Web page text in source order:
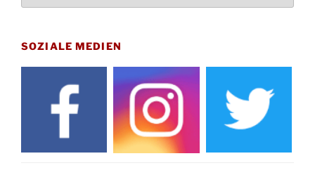
Uhr
Drabenderhöhe um 11:15 Uhr
21.11.
Basar im Ev. Gemeindehaus von 14-16:30 Uhr
Katharinenball des Honterus Chors im
Stadtteilhaus um 19:00 Uhr
Kinderbibeltag im Ev. Gemeindehaus von 10-
12 Uhr
SOZIALE MEDIEN